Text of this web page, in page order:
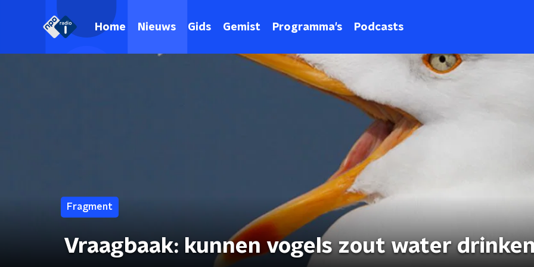
Home Nieuws Gids Gemist Programma's Podcasts
Fragment
Vraagbaak: kunnen vogels zout water